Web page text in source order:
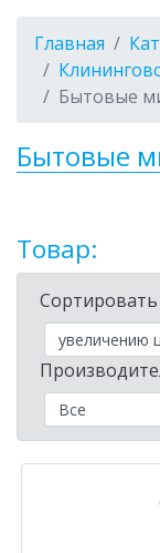
Главная
Бытовые
Бытовые
Товар:
Сортировать